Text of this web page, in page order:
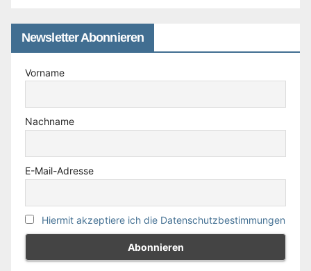
Newsletter Abonnieren
Vorname
Nachname
E-Mail-Adresse
Hiermit akzeptiere ich die Datenschutzbestimmungen